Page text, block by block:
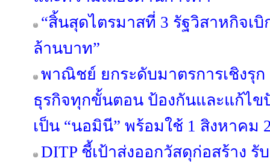
“สิ้นสุดไตรมาสที่ 3 รัฐวิสาหกิจเ
ล้านบาท”
พาณิชย์ ยกระดับมาตรการเชิงรุก
ธุรกิจทุกขั้นตอน ป้องกันและแก้ไ
เป็น “นอมินี” พร้อมใช้ 1 สิงหาคม
DITP ชี้เป้าส่งออกวัสดุก่อสร้าง